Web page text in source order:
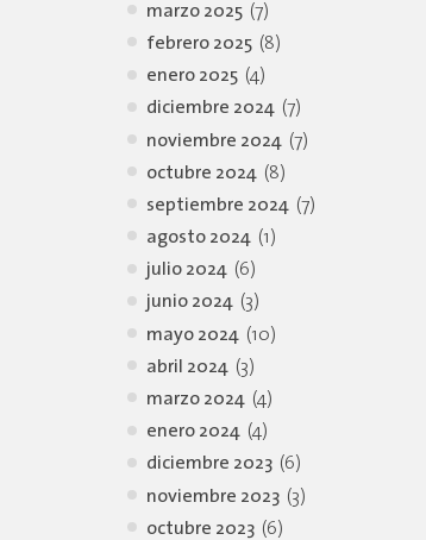
marzo 2025 (7)
febrero 2025 (8)
enero 2025 (4)
diciembre 2024 (7)
noviembre 2024 (7)
octubre 2024 (8)
septiembre 2024 (7)
agosto 2024 (1)
julio 2024 (6)
junio 2024 (3)
mayo 2024 (10)
abril 2024 (3)
marzo 2024 (4)
enero 2024 (4)
diciembre 2023 (6)
noviembre 2023 (3)
octubre 2023 (6)